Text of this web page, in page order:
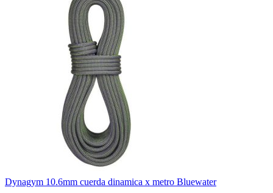
Dynagym 10.6mm cuerda dinamica x metro Bluewater